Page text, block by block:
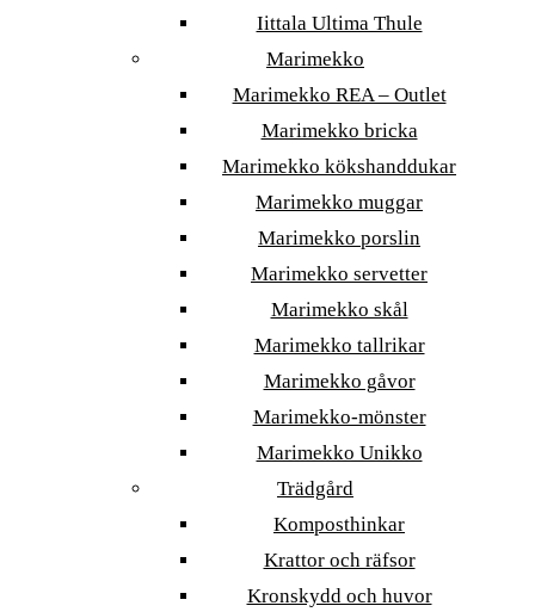
Iittala Ultima Thule
Marimekko
Marimekko REA – Outlet
Marimekko bricka
Marimekko kökshanddukar
Marimekko muggar
Marimekko porslin
Marimekko servetter
Marimekko skål
Marimekko tallrikar
Marimekko gåvor
Marimekko-mönster
Marimekko Unikko
Trädgård
Komposthinkar
Krattor och räfsor
Kronskydd och huvor